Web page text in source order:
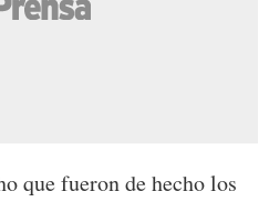
que fueron de hecho los